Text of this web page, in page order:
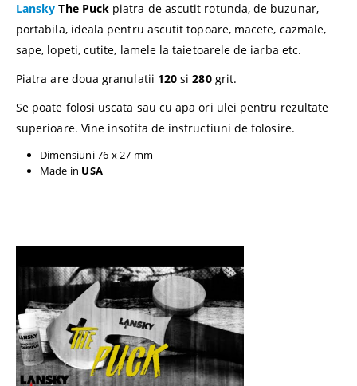
Lansky The Puck piatra de ascutit rotunda, de buzunar,
portabila, ideala pentru ascutit topoare, macete, cazmale,
sape, lopeti, cutite, lamele la taietoarele de iarba etc.
Piatra are doua granulatii 120 si280grit.
Se poate folosi uscata sau cu apa ori ulei pentru rezultate
superioare. Vine insotita de instructiuni de folosire.
Dimensiuni 76 x 27 mm
Made in USA